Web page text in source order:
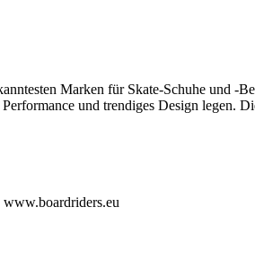
Marken für Skate-Schuhe und
und trendiges Design legen.